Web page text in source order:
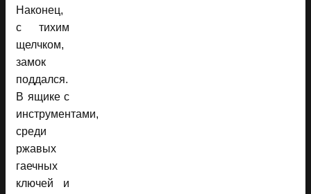
Наконец,
с тихим
щелчком,
замок
поддался.
В ящике с
инструментами,
среди
ржавых
гаечных
ключей и